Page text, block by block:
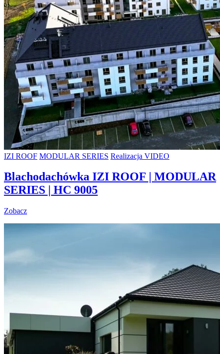
IZI ROOF MODULAR SERIES Realizacja VIDEO
Blachodachówka IZI ROOF | MODULAR
SERIES | HC 9005
Zobacz